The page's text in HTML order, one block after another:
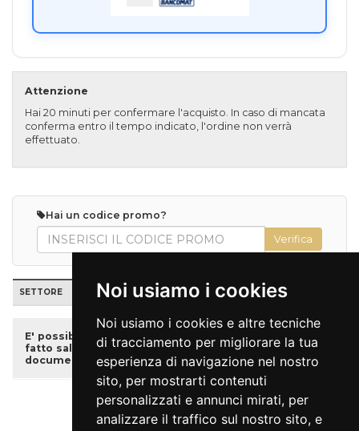
Noi usiamo i cookies
Noi usiamo i cookies e altre tecniche
di tracciamento per migliorare la tua
esperienza di navigazione nel nostro
sito, per mostrarti contenuti
personalizzati e annunci mirati, per
analizzare il traffico sul nostro sito, e
Attenzione
Hai 20 minuti per confermare l'acquisto. In caso di mancata
conferma entro il tempo indicato, l'ordine non verrà
effettuato.
Hai un codice promo?
SETTORE POSTI TARIFFA PREZZO QUANTITÀ
E' possibile acquistare i biglietti ridotti, se disponibili,
fatto salvo che sarà necessario presentare un
documento attestante l’età anagrafica.
Indietro Vai al carrello